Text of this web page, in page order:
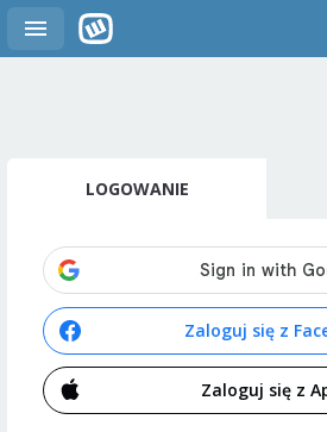
LOGOWANIE
Zaloguj się z
Zaloguj się z